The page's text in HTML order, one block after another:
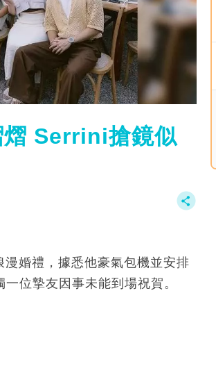
Serrini搶鏡似
婚禮，據悉他豪氣包機並安排
位摯友因事未能到場祝賀。